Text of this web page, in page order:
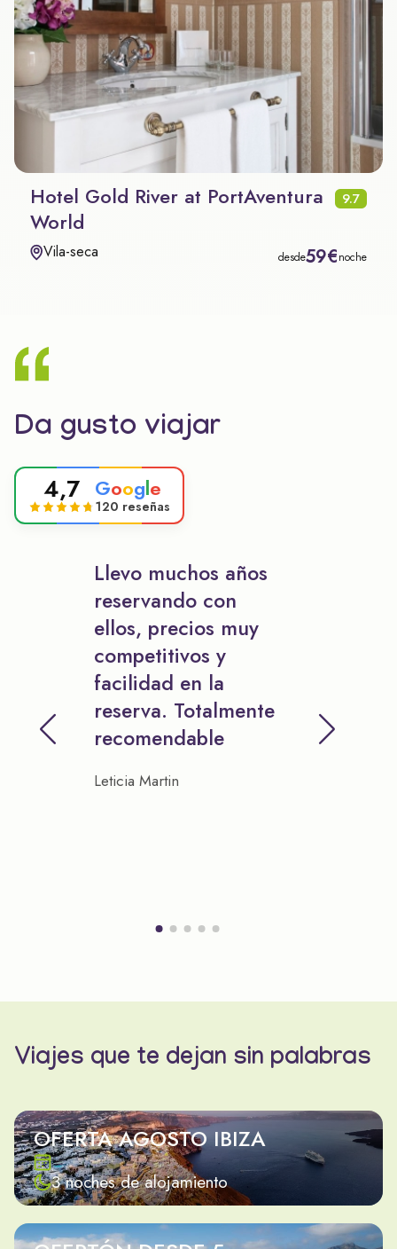
Hotel Gold River at PortAventura
World
9.7
Vila-seca desde59€noche
Da gusto viajar
4,7 Google
120 reseñas
Llevo muchos años
reservando con
ellos, precios muy
competitivos y
facilidad en la
reserva. Totalmente
recomendable
Leticia Martin
Viajes que te dejan sin palabras
OFERTA AGOSTO IBIZA
3 noches de alojamiento